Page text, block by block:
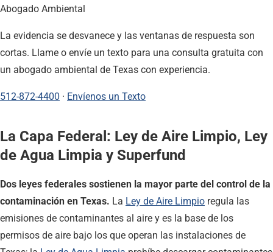
Abogado Ambiental
La evidencia se desvanece y las ventanas de respuesta son
cortas. Llame o envíe un texto para una consulta gratuita con
un abogado ambiental de Texas con experiencia.
512-872-4400 · Envíenos un Texto
La Capa Federal: Ley de Aire Limpio, Ley
de Agua Limpia y Superfund
Dos leyes federales sostienen la mayor parte del control de la
contaminación en Texas. La Ley de Aire Limpio regula las
emisiones de contaminantes al aire y es la base de los
permisos de aire bajo los que operan las instalaciones de